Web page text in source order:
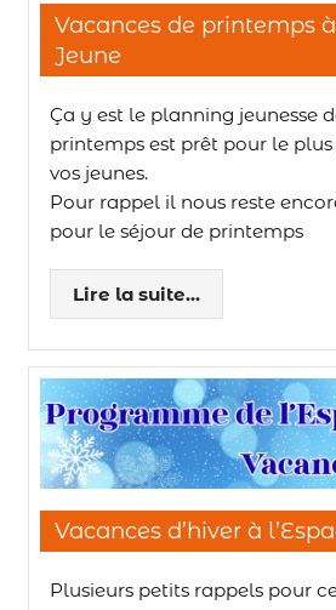
Vacances de printemps à
Jeune
Ça y est le planning jeunesse
printemps est prêt pour le
vos jeunes.
Pour rappel il nous reste
pour le séjour de printemps
Lire la suite...
Vacances d’hiver à
Plusieurs petits rappels pour